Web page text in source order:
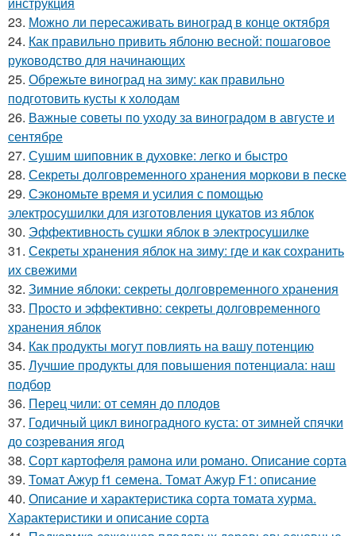
23. Можно ли пересаживать виноград в конце октября
24. Как правильно привить яблоню весной: пошаговое
руководство для начинающих
25. Обрежьте виноград на зиму: как правильно
подготовить кусты к холодам
26. Важные советы по уходу за виноградом в августе и
сентябре
27. Сушим шиповник в духовке: легко и быстро
28. Секреты долговременного хранения моркови в песке
29. Сэкономьте время и усилия с помощью
электросушилки для изготовления цукатов из яблок
30. Эффективность сушки яблок в электросушилке
31. Секреты хранения яблок на зиму: где и как сохранить
их свежими
32. Зимние яблоки: секреты долговременного хранения
33. Просто и эффективно: секреты долговременного
хранения яблок
34. Как продукты могут повлиять на вашу потенцию
35. Лучшие продукты для повышения потенциала: наш
подбор
36. Перец чили: от семян до плодов
37. Годичный цикл виноградного куста: от зимней спячки
до созревания ягод
38. Сорт картофеля рамона или романо. Описание сорта
39. Томат Ажур f1 семена. Томат Ажур F1: описание
40. Описание и характеристика сорта томата хурма.
Характеристики и описание сорта